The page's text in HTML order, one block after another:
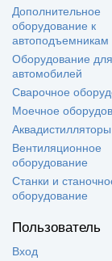
Дополнительное
оборудование к
автоподъемникам
Оборудование
автомобилей
Сварочное
Моечное
Аквадистилляторы
Вентиляционное
оборудование
Станки и
оборудование
Пользователь
Вход